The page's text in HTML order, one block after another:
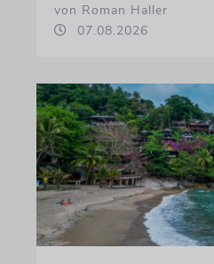
von Roman Haller
07.08.2026